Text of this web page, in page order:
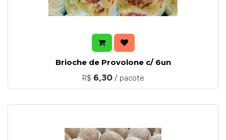
Brioche de Provolone c/ 6un
R$ 6,30 / pacote